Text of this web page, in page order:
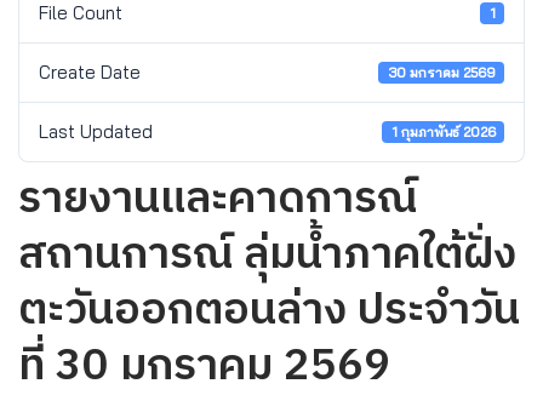
File Count 1
Create Date 30 มกราคม 2569
Last Updated 1 กุมภาพันธ์ 2026
รายงานและคาดการณ์
สถานการณ์ ลุ่มน้ำภาคใต้ฝั่ง
ตะวันออกตอนล่าง ประจำวัน
ที่ 30 มกราคม 2569